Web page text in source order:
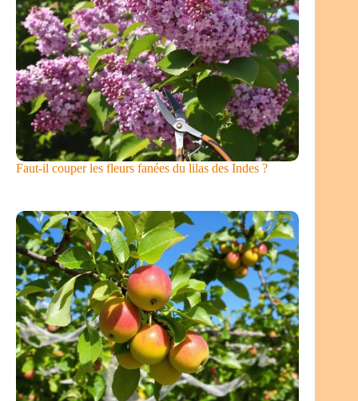
Faut-il couper les fleurs fanées du lilas des Indes ?